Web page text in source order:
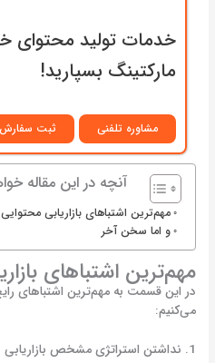
خدمات تولید محتوای
مارکتینگ بسپارید!
مشاوره تلفنی ثبت سفارش
آنچه در این مقاله
مهم‌ترین اشتباهای بازاریابی محتوایی
و اما سخن آخر
مهم‌ترین اشتباهای
در این قسمت به مهم‌ترین اشتباهای
می‌کنیم:
1. نداشتن استراتژی مشخص بازاریابی